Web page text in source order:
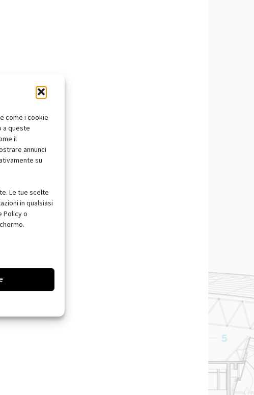
come i cookie
a queste
il
annunci
su
Le tue scelte
in qualsiasi
Policy o